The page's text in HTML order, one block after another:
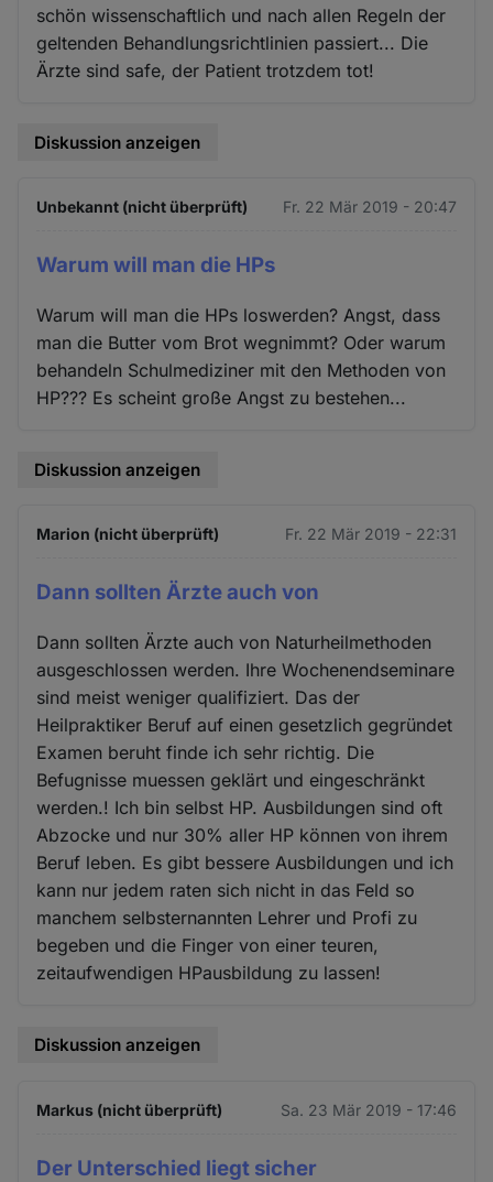
schön wissenschaftlich und nach allen Regeln der
geltenden Behandlungsrichtlinien passiert... Die
Ärzte sind safe, der Patient trotzdem tot!
Diskussion anzeigen
Unbekannt (nicht überprüft) Fr. 22 Mär 2019 - 20:47
Warum will man die HPs
Warum will man die HPs loswerden? Angst, dass
man die Butter vom Brot wegnimmt? Oder warum
behandeln Schulmediziner mit den Methoden von
HP??? Es scheint große Angst zu bestehen...
Diskussion anzeigen
Marion (nicht überprüft) Fr. 22 Mär 2019 - 22:31
Dann sollten Ärzte auch von
Dann sollten Ärzte auch von Naturheilmethoden
ausgeschlossen werden. Ihre Wochenendseminare
sind meist weniger qualifiziert. Das der
Heilpraktiker Beruf auf einen gesetzlich gegründet
Examen beruht finde ich sehr richtig. Die
Befugnisse muessen geklärt und eingeschränkt
werden.! Ich bin selbst HP. Ausbildungen sind oft
Abzocke und nur 30% aller HP können von ihrem
Beruf leben. Es gibt bessere Ausbildungen und ich
kann nur jedem raten sich nicht in das Feld so
manchem selbsternannten Lehrer und Profi zu
begeben und die Finger von einer teuren,
zeitaufwendigen HPausbildung zu lassen!
Diskussion anzeigen
Markus (nicht überprüft) Sa. 23 Mär 2019 - 17:46
Der Unterschied liegt sicher